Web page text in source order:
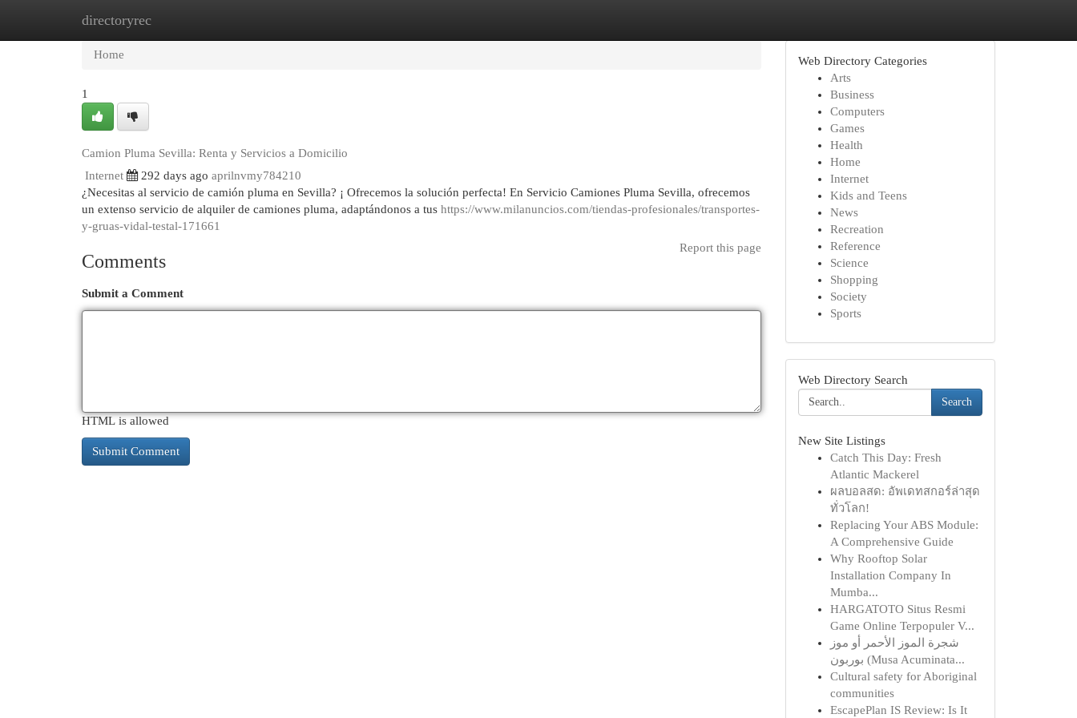
directoryrec
Home
Home
1
Camion Pluma Sevilla: Renta y Servicios a Domicilio
Internet
292 days ago aprilnvmy784210
¿Necesitas al servicio de camión pluma en Sevilla? ¡ Ofrecemos la solución perfecta! En Servicio Camiones Pluma Sevilla, ofrecemos
un extenso servicio de alquiler de camiones pluma, adaptándonos a tus https://www.milanuncios.com/tiendas-profesionales/transportes-
y-gruas-vidal-testal-171661
Report this page
Comments
Submit a Comment
HTML is allowed
Web Directory Categories
Arts
Business
Computers
Games
Health
Home
Internet
Kids and Teens
News
Recreation
Reference
Science
Shopping
Society
Sports
Web Directory Search
Search
New Site Listings
Catch This Day: Fresh
Atlantic Mackerel
ผลบอลสด: อัพเดทสกอร์ล่าสุด
ทั่วโลก!
Replacing Your ABS Module:
A Comprehensive Guide
Why Rooftop Solar
Installation Company In
Mumba...
HARGATOTO Situs Resmi
Game Online Terpopuler V...
شجرة الموز الأحمر أو موز
بوربون (Musa Acuminata...
Cultural safety for Aboriginal
communities
EscapePlan IS Review: Is It